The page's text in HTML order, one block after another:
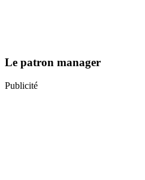
Le patron manager
Publicité